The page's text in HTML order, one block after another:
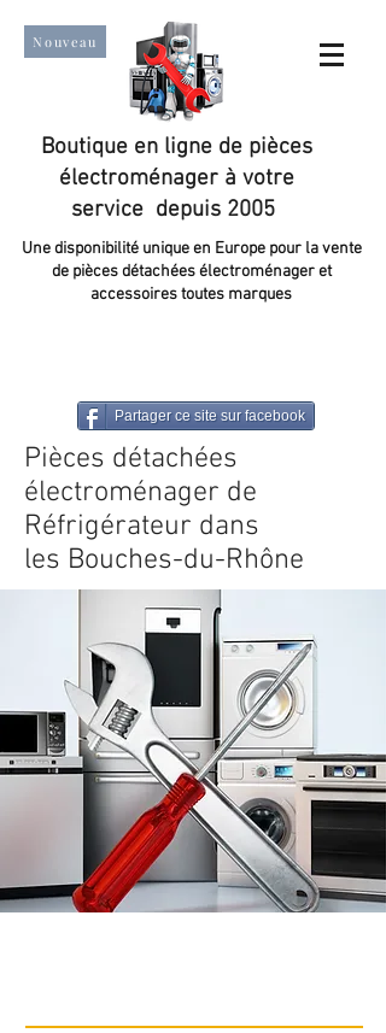
Nouveau
Boutique en ligne de pièces
électroménager à votre
service depuis 2005
Une disponibilité unique en Europe pour la vente
de pièces détachées électroménager et
accessoires toutes marques
Partager ce site sur facebook
Pièces détachées
électroménager de
Réfrigérateur dans
les Bouches-du-Rhône